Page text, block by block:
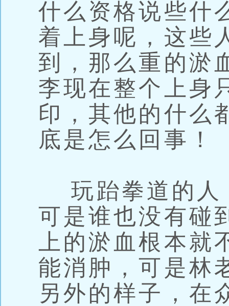
什么资格说些什
着上身呢，这些
到，那么重的淤
李现在整个上身
印，其他的什么
底是怎么回事！
玩跆拳道的人
可是谁也没有碰
上的淤血根本
能消肿，可是林
另外的样子，在